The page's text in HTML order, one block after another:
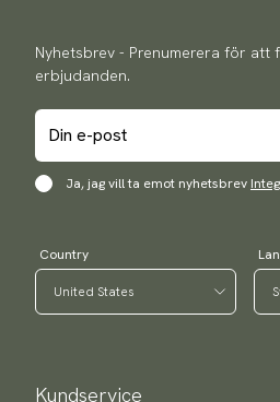
Nyhetsbrev - Prenumerera för att
erbjudanden.
Ja, jag vill ta emot nyhetsbrev
Country
Kundservice